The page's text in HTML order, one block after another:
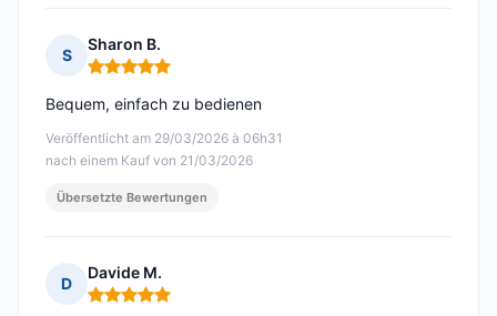
S
Sharon B.
Hinweis: 5 von 5
Veröffentlicht am 29/03/2026 à 06h31
nach einem Kauf von 21/03/2026
Bequem, einfach zu bedienen
Übersetzte Bewertungen
D
Davide M.
Hinweis: 5 von 5